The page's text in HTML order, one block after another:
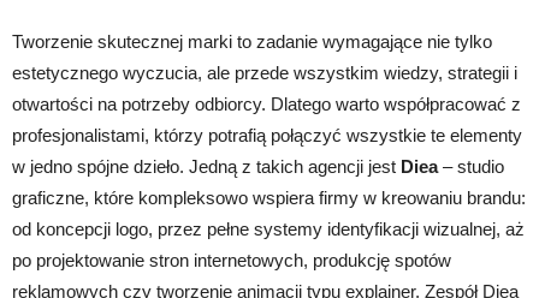
Tworzenie skutecznej marki to zadanie wymagające nie tylko
estetycznego wyczucia, ale przede wszystkim wiedzy, strategii i
otwartości na potrzeby odbiorcy. Dlatego warto współpracować z
profesjonalistami, którzy potrafią połączyć wszystkie te elementy
w jedno spójne dzieło. Jedną z takich agencji jest Diea– studio
graficzne, które kompleksowo wspiera firmy w kreowaniu brandu:
od koncepcji logo, przez pełne systemy identyfikacji wizualnej, aż
po projektowanie stron internetowych, produkcję spotów
reklamowych czy tworzenie animacji typu explainer. Zespół Diea